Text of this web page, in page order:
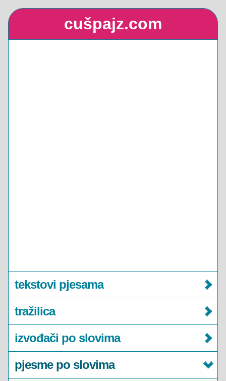
cušpajz.com
tekstovi pjesama
tražilica
izvođači po slovima
pjesme po slovima